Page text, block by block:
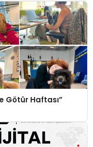
Götür Haftası”